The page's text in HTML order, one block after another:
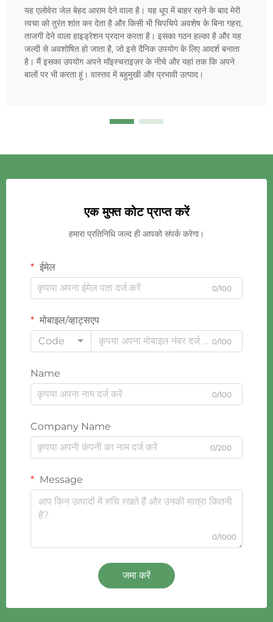
यह एलोवेरा जेल बेहद आराम देने वाला है। यह धूप में बाहर रहने के बाद मेरी
त्वचा को तुरंत शांत कर देता है और किसी भी चिपचिपे अवशेष के बिना गहरा,
ताजगी देने वाला हाइड्रेशन प्रदान करता है। इसका गठन हल्का है और यह
जल्दी से अवशोषित हो जाता है, जो इसे दैनिक उपयोग के लिए आदर्श बनाता
है। मैं इसका उपयोग अपने मॉइस्चराइज़र के नीचे और यहां तक कि अपने
बालों पर भी करता हूं। वास्तव में बहुमुखी और प्रभावी उत्पाद।
एक मुफ्त कोट प्राप्त करें
हमारा प्रतिनिधि जल्द ही आपको संपर्क करेगा।
ईमेल
0/100
मोबाइल/व्हाट्सएप
Code
0/100
Name
0/100
Company Name
0/200
Message
0/1000
जमा करें